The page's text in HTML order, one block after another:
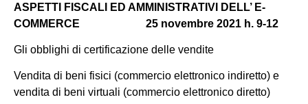
ASPETTI FISCALI ED AMMINISTRATIVI DELL’ E-
COMMERCE 25 novembre 2021 h. 9-12
Gli obblighi di certificazione delle vendite
Vendita di beni fisici (commercio elettronico indiretto) e
vendita di beni virtuali (commercio elettronico diretto)